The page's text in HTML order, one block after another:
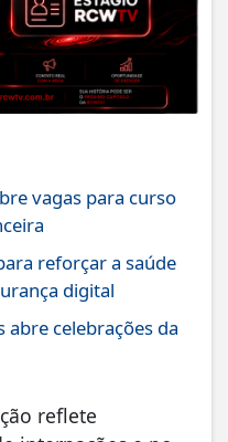
vagas para curso
reforçar a saúde
digital
celebrações da
reflete